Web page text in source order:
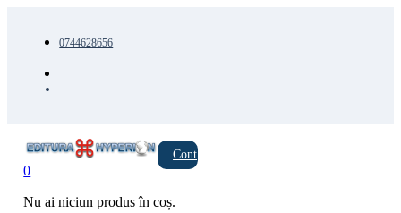
0744628656
Cont
0
Nu ai niciun produs în coș.